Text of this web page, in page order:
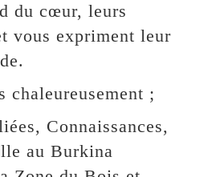
du cœur, leurs
vous expriment leur
chaleureusement ;
Connaissances,
au Burkina